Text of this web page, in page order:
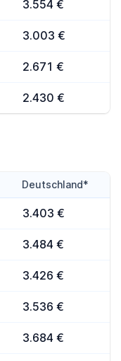
3.554 €
3.003 €
2.671 €
2.430 €
Deutschland*
3.403 €
3.484 €
3.426 €
3.536 €
3.684 €